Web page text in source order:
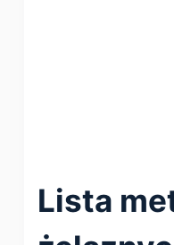
Lista